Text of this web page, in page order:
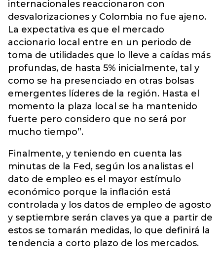
internacionales reaccionaron con
desvalorizaciones y Colombia no fue ajeno.
La expectativa es que el mercado
accionario local entre en un periodo de
toma de utilidades que lo lleve a caídas más
profundas, de hasta 5% inicialmente, tal y
como se ha presenciado en otras bolsas
emergentes líderes de la región. Hasta el
momento la plaza local se ha mantenido
fuerte pero considero que no será por
mucho tiempo”.
Finalmente, y teniendo en cuenta las
minutas de la Fed, según los analistas el
dato de empleo es el mayor estímulo
económico porque la inflación está
controlada y los datos de empleo de agosto
y septiembre serán claves ya que a partir de
estos se tomarán medidas, lo que definirá la
tendencia a corto plazo de los mercados.